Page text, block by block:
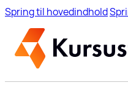
Spring til hovedindhold